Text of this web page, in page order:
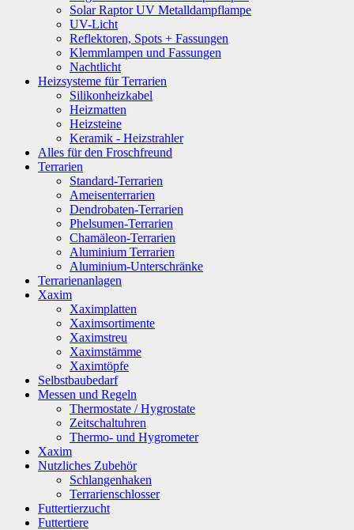
Solar Raptor UV Metalldampflampe
UV-Licht
Reflektoren, Spots + Fassungen
Klemmlampen und Fassungen
Nachtlicht
Heizsysteme für Terrarien
Silikonheizkabel
Heizmatten
Heizsteine
Keramik - Heizstrahler
Alles für den Froschfreund
Terrarien
Standard-Terrarien
Ameisenterrarien
Dendrobaten-Terrarien
Phelsumen-Terrarien
Chamäleon-Terrarien
Aluminium Terrarien
Aluminium-Unterschränke
Terrarienanlagen
Xaxim
Xaximplatten
Xaximsortimente
Xaximstreu
Xaximstämme
Xaximtöpfe
Selbstbaubedarf
Messen und Regeln
Thermostate / Hygrostate
Zeitschaltuhren
Thermo- und Hygrometer
Xaxim
Nutzliches Zubehör
Schlangenhaken
Terrarienschlosser
Futtertierzucht
Futtertiere